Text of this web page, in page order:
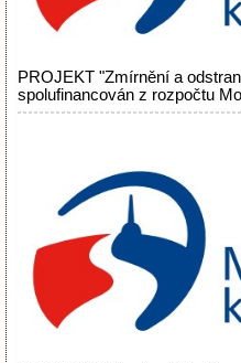
PROJEKT "Zmírnění a
spolufinancován z rozpočtu